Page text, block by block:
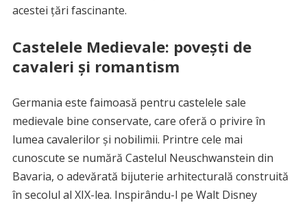
acestei țări fascinante.
Castelele Medievale: povești de
cavaleri și romantism
Germania este faimoasă pentru castelele sale
medievale bine conservate, care oferă o privire în
lumea cavalerilor și nobilimii. Printre cele mai
cunoscute se numără Castelul Neuschwanstein din
Bavaria, o adevărată bijuterie arhitecturală construită
în secolul al XIX-lea. Inspirându-l pe Walt Disney